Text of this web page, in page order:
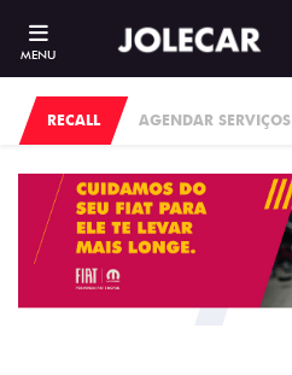
MENU
AGENDAR SERVIÇOS
RECALL